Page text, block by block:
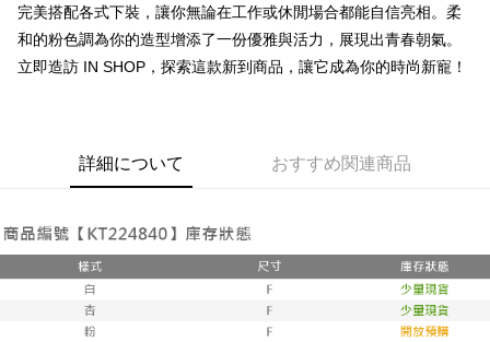
的に OP Pay Later の取引プロセスに移行し、携帯番号を確認後、分割払
いの回数や支払い期限を選択し、支払いを確認すると取引が完了します。
3. 実際の承認額、分割回数および費用については、後続の取引確認ページ
を基準とします。
内容についての説明はいたしかねます。
1. 分割払いの金額は電信請求書に統合されず、「OP Pay Later」は毎月の
締め日後に支払いリマインダーのSMSを送信します。
2. SMSのリンクを通じて請求書を開いた後、「コンビニバーコード／台湾
大直営店舗／銀行振込／街口支払い／iPASS MONEY」などのチャネルで
支払いを選択できます。
一、 AFTEE代金後払いについて
1.お支払い方法でAFTEE代金後払いを選択すると、携帯電話認証ウィンド
ウが表示されます。
2.SMSで認証してお支払い手続を進めてください。
5.商品受け取り時のお支払いは不要です。商品を確かめてから、SMSまた
はアプリの通知に従って、4大コンビニ、またはATM/オンラインバンキン
代金納付期限は最短で 14 日以内ですので、ご注意ください。AFTEE アプ
リをダウンロードして AFTEE 会員になるとお支払い期限を最長 45 日以内
まで延長できます。
お支払期限は、ショップが請求した期日と、AFTEEで延長できる日数をも
ATM払い
配送方法
付款後全家取貨
已關閉，請勿下單
配送毎にNT$10,000
已關閉，請勿下單(付取)
完美搭配各式下裝，讓你無論在工作或休閒場合都能自信亮相。柔
和的粉色調為你的造型增添了一份優雅與活力，展現出青春朝氣。
立即造訪 IN SHOP，探索這款新到商品，讓它成為你的時尚新寵！
詳細について おすすめ関連商品